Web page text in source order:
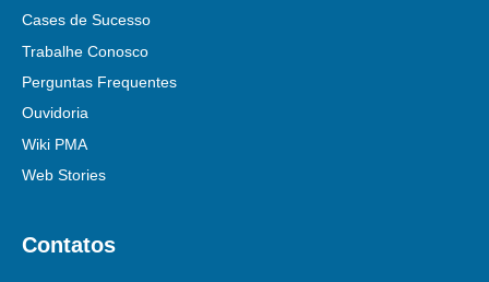
Cases de Sucesso
Trabalhe Conosco
Perguntas Frequentes
Ouvidoria
Wiki PMA
Web Stories
Contatos